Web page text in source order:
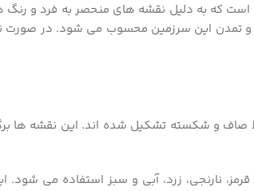
است که به دلیل نقشه های منحصر به فرد و
و تمدن این سرزمین محسوب می شود. در صورت
و شکسته تشکیل شده اند. این نقشه ها
نارنجی، زرد، آبی و سبز استفاده می